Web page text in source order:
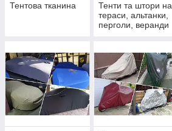
Тентова тканина
Тенти та штори на
тераси, альтанки,
перголи, веранди